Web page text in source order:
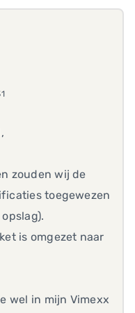
zouden wij de
toegewezen
is omgezet naar
wel in mijn Vimexx